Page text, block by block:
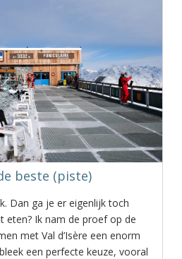
beste (piste)
Dan ga je er eigenlijk toch
eten? Ik nam de proef op de
met Val d’Isère een enorm
een perfecte keuze, vooral